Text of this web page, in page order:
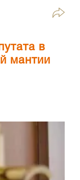
в
мантии